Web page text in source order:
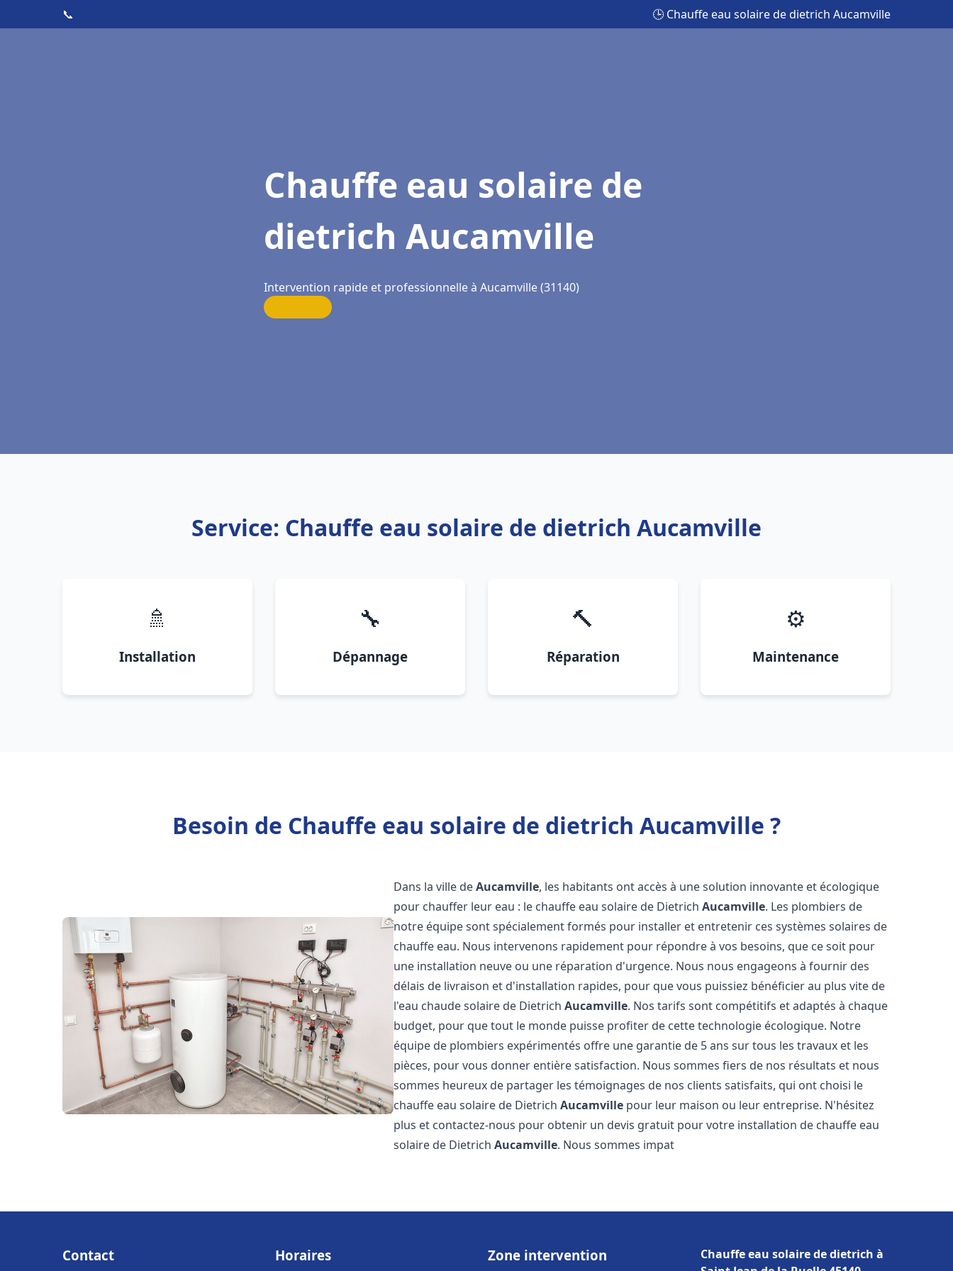
📞 🕒 Chauffe eau solaire de dietrich Aucamville
Chauffe eau solaire de
dietrich Aucamville
Intervention rapide et professionnelle à Aucamville (31140)
Service: Chauffe eau solaire de dietrich Aucamville
🚿
Installation
🔧
Dépannage
🔨
Réparation
⚙️
Maintenance
Besoin de Chauffe eau solaire de dietrich Aucamville ?
Dans la ville deAucamville, les habitants ont accès à une solution innovante et écologique
pour chauffer leur eau : le chauffe eau solaire de DietrichAucamville. Les plombiers de
notre équipe sont spécialement formés pour installer et entretenir ces systèmes solaires de
chauffe eau. Nous intervenons rapidement pour répondre à vos besoins, que ce soit pour
une installation neuve ou une réparation d'urgence. Nous nous engageons à fournir des
délais de livraison et d'installation rapides, pour que vous puissiez bénéficier au plus vite de
l'eau chaude solaire de DietrichAucamville. Nos tarifs sont compétitifs et adaptés à chaque
budget, pour que tout le monde puisse profiter de cette technologie écologique. Notre
équipe de plombiers expérimentés offre une garantie de 5 ans sur tous les travaux et les
pièces, pour vous donner entière satisfaction. Nous sommes fiers de nos résultats et nous
sommes heureux de partager les témoignages de nos clients satisfaits, qui ont choisi le
chauffe eau solaire de DietrichAucamville pour leur maison ou leur entreprise. N'hésitez
plus et contactez-nous pour obtenir un devis gratuit pour votre installation de chauffe eau
solaire de DietrichAucamville. Nous sommes impat
Contact Horaires Zone intervention
Chauffe eau solaire de dietrich à